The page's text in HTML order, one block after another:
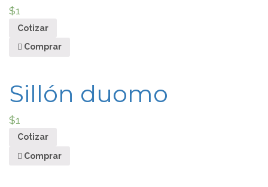
$1
Cotizar
Comprar
Sillón duomo
$1
Cotizar
Comprar